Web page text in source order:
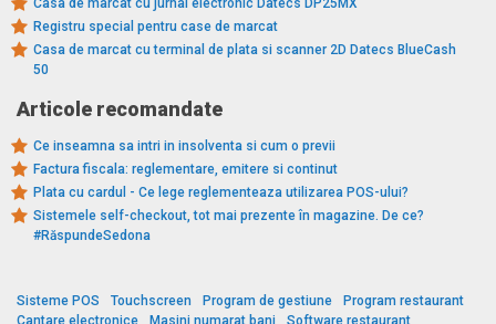
Casa de marcat cu jurnal electronic Datecs DP25MX
Registru special pentru case de marcat
Casa de marcat cu terminal de plata si scanner 2D Datecs BlueCash
50
Articole recomandate
Ce inseamna sa intri in insolventa si cum o previi
Factura fiscala: reglementare, emitere si continut
Plata cu cardul - Ce lege reglementeaza utilizarea POS-ului?
Sistemele self-checkout, tot mai prezente în magazine. De ce?
#RăspundeSedona
Sisteme POS Touchscreen Program de gestiune
Program restaurant
Cantare electronice
Masini numarat bani Software restaurant